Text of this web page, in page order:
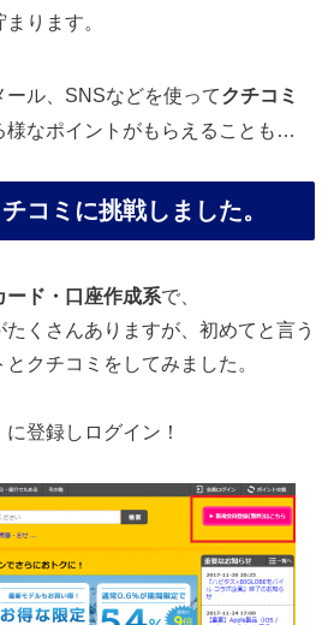
ります。
ール、SNSなどを使ってクチコミ
様なポイントがもらえることも…
コミに挑戦しました。
ード・口座作成系で、
たくさんありますが、初めてと言う
クチコミをしてみました。
登録しログイン！